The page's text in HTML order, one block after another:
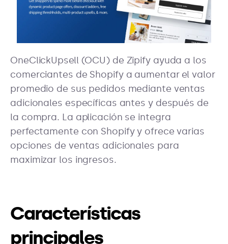
OneClickUpsell (OCU) de Zipify ayuda a los
comerciantes de Shopify a aumentar el valor
promedio de sus pedidos mediante ventas
adicionales específicas antes y después de
la compra. La aplicación se integra
perfectamente con Shopify y ofrece varias
opciones de ventas adicionales para
maximizar los ingresos.
Características
principales